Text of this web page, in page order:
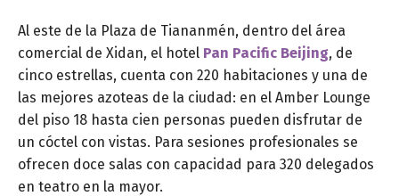
Al este de la Plaza de Tiananmén, dentro del área
comercial de Xidan, el hotel Pan Pacific Beijing, de
cinco estrellas, cuenta con 220 habitaciones y una de
las mejores azoteas de la ciudad: en el Amber Lounge
del piso 18 hasta cien personas pueden disfrutar de
un cóctel con vistas. Para sesiones profesionales se
ofrecen doce salas con capacidad para 320 delegados
en teatro en la mayor.